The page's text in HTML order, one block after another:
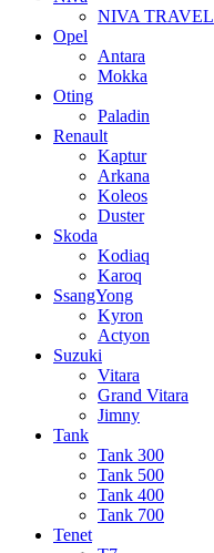
NIVA TRAVEL
Opel
Antara
Mokka
Oting
Paladin
Renault
Kaptur
Arkana
Koleos
Duster
Skoda
Kodiaq
Karoq
SsangYong
Kyron
Actyon
Suzuki
Vitara
Grand Vitara
Jimny
Tank
Tank 300
Tank 500
Tank 400
Tank 700
Tenet